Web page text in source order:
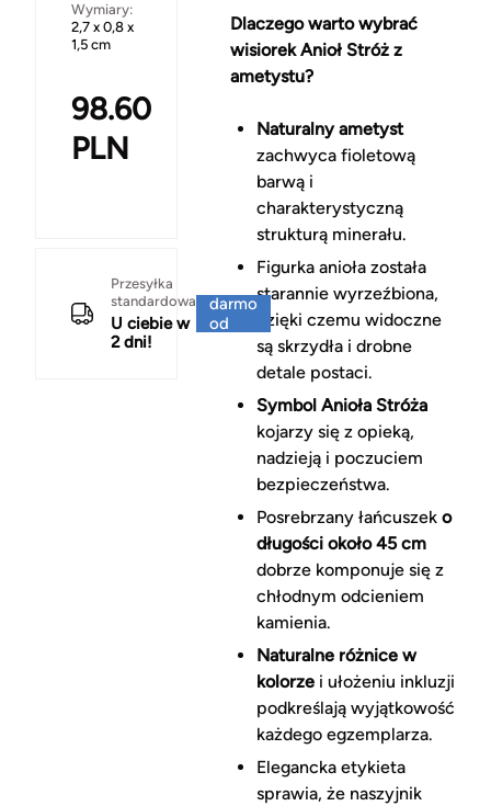
Wymiary:
2,7 x 0,8 x
1,5 cm
98.60
PLN
Przesyłka
standardowa
U ciebie w
2 dni!
darmo
od
Dlaczego warto wybrać
wisiorek Anioł Stróż z
ametystu?
Naturalny ametyst
zachwyca fioletową
barwą i
charakterystyczną
strukturą minerału.
Figurka anioła została
starannie wyrzeźbiona,
dzięki czemu widoczne
są skrzydła i drobne
detale postaci.
Symbol Anioła Stróża
kojarzy się z opieką,
nadzieją i poczuciem
bezpieczeństwa.
Posrebrzany łańcuszek o
długości około 45 cm
dobrze komponuje się z
chłodnym odcieniem
kamienia.
Naturalne różnice w
kolorzei ułożeniu inkluzji
podkreślają wyjątkowość
każdego egzemplarza.
Elegancka etykieta
sprawia, że naszyjnik